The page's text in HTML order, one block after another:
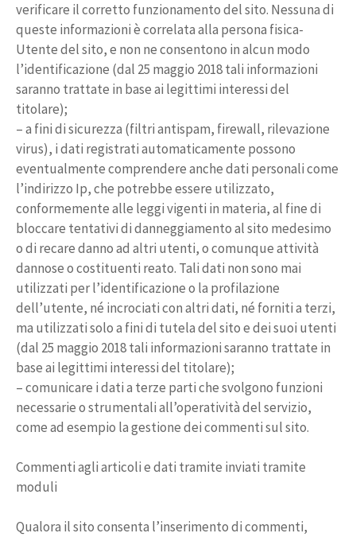
verificare il corretto funzionamento del sito. Nessuna di
queste informazioni è correlata alla persona fisica-
Utente del sito, e non ne consentono in alcun modo
l’identificazione (dal 25 maggio 2018 tali informazioni
saranno trattate in base ai legittimi interessi del
titolare);
– a fini di sicurezza (filtri antispam, firewall, rilevazione
virus), i dati registrati automaticamente possono
eventualmente comprendere anche dati personali come
l’indirizzo Ip, che potrebbe essere utilizzato,
conformemente alle leggi vigenti in materia, al fine di
bloccare tentativi di danneggiamento al sito medesimo
o di recare danno ad altri utenti, o comunque attività
dannose o costituenti reato. Tali dati non sono mai
utilizzati per l’identificazione o la profilazione
dell’utente, né incrociati con altri dati, né forniti a terzi,
ma utilizzati solo a fini di tutela del sito e dei suoi utenti
(dal 25 maggio 2018 tali informazioni saranno trattate in
base ai legittimi interessi del titolare);
– comunicare i dati a terze parti che svolgono funzioni
necessarie o strumentali all’operatività del servizio,
come ad esempio la gestione dei commenti sul sito.
Commenti agli articoli e dati tramite inviati tramite
moduli
Qualora il sito consenta l’inserimento di commenti,